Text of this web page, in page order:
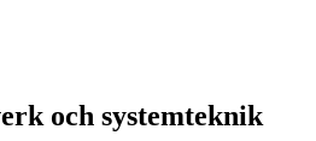
och systemteknik